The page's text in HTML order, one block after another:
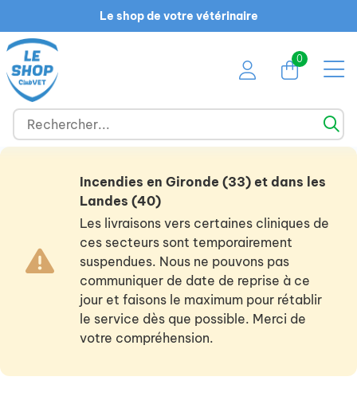
Le shop de votre vétérinaire
0
Incendies en Gironde (33) et dans les
Landes (40)
Les livraisons vers certaines cliniques de
ces secteurs sont temporairement
suspendues. Nous ne pouvons pas
communiquer de date de reprise à ce
jour et faisons le maximum pour rétablir
le service dès que possible. Merci de
votre compréhension.